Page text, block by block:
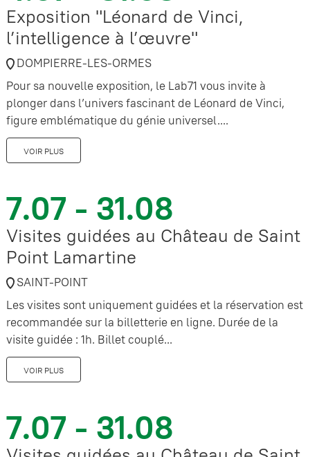
Exposition "Léonard de Vinci,
l’intelligence à l’œuvre"
DOMPIERRE-LES-ORMES
Pour sa nouvelle exposition, le Lab71 vous invite à
plonger dans l’univers fascinant de Léonard de Vinci,
figure emblématique du génie universel....
VOIR PLUS
7.07 - 31.08
Visites guidées au Château de Saint
Point Lamartine
SAINT-POINT
Les visites sont uniquement guidées et la réservation est
recommandée sur la billetterie en ligne. Durée de la
visite guidée : 1h. Billet couplé...
VOIR PLUS
7.07 - 31.08